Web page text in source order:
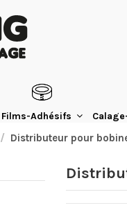
Films-Adhésifs
Distributeur pour